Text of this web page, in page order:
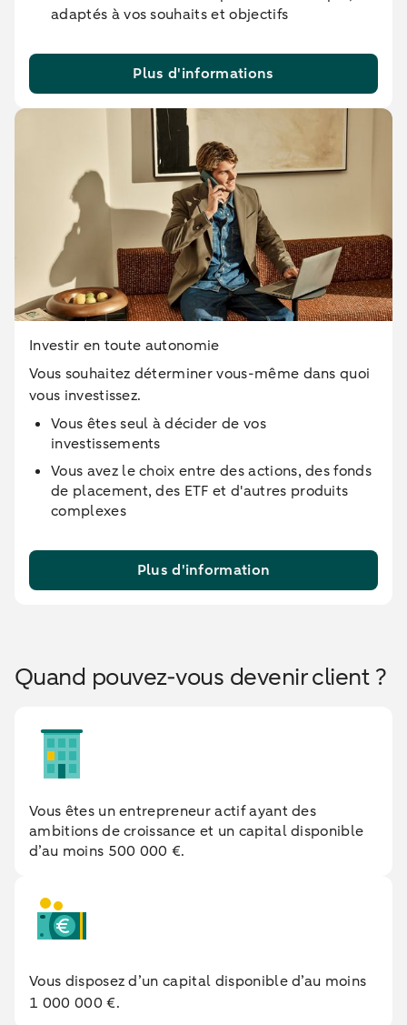
adaptés à vos souhaits et objectifs
Plus d'informations
Investir en toute autonomie
Vous souhaitez déterminer vous-même dans quoi
vous investissez.
Vous êtes seul à décider de vos
investissements
Vous avez le choix entre des actions, des fonds
de placement, des ETF et d'autres produits
complexes
Plus d'information
Quand pouvez-vous devenir client ?
Vous êtes un entrepreneur actif ayant des
ambitions de croissance et un capital disponible
d’au moins 500 000 €.
Vous disposez d’un capital disponible d’au moins
1 000 000 €.